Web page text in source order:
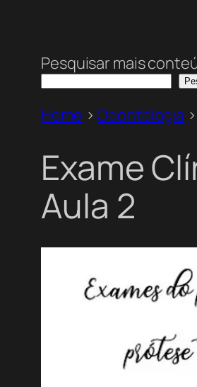
Pesquisar mais
Home >Odontologia >
Exame
Aula 2